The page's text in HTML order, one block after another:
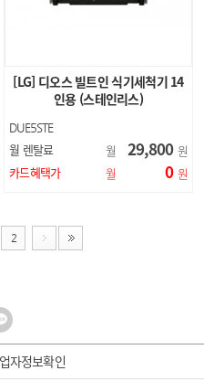
[LG] 디오스 빌트인 식기세척기 14
인용 (스테인리스)
DUE5STE
월 렌탈료 월 29,800 원
카드혜택가
월 0 원
2
자정보확인